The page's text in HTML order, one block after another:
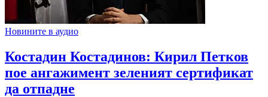
Новините в аудио
Костадин Костадинов: Кирил Петков
пое ангажимент зеленият сертификат
да отпадне